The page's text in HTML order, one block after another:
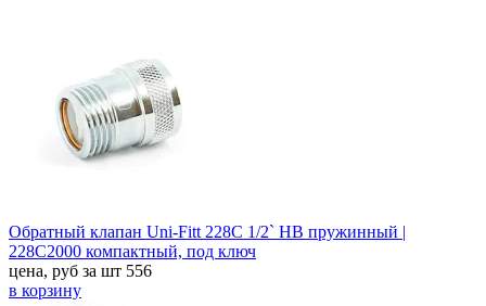
Обратный клапан Uni-Fitt 228C 1/2` HB пружинный |
228C2000 компактный, под ключ
цена, руб за шт 556
в корзину